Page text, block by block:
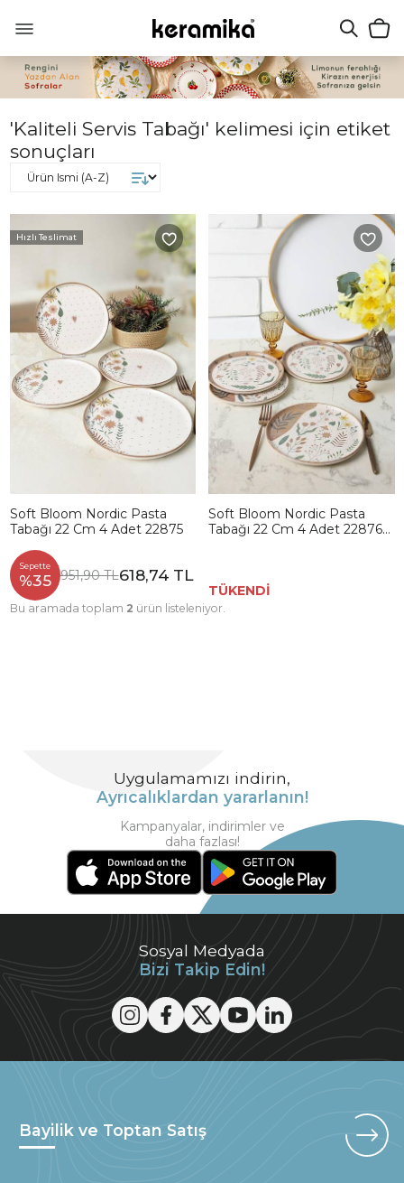
'Kaliteli Servis Tabağı' kelimesi için etiket
sonuçları
Hızlı Teslimat
Soft Bloom Nordic Pasta
Tabağı 22 Cm 4 Adet 22875
Sepette
%35 951,90 TL618,74 TL
Soft Bloom Nordic Pasta
Tabağı 22 Cm 4 Adet 22876-
TÜKENDİ
Bu aramada toplam 2 ürün listeleniyor.
Sosyal Medyada
Bizi Takip Edin!
Uygulamamızı indirin,
Ayrıcalıklardan yararlanın!
Kampanyalar, indirimler ve
daha fazlası!
Bayilik ve Toptan Satış